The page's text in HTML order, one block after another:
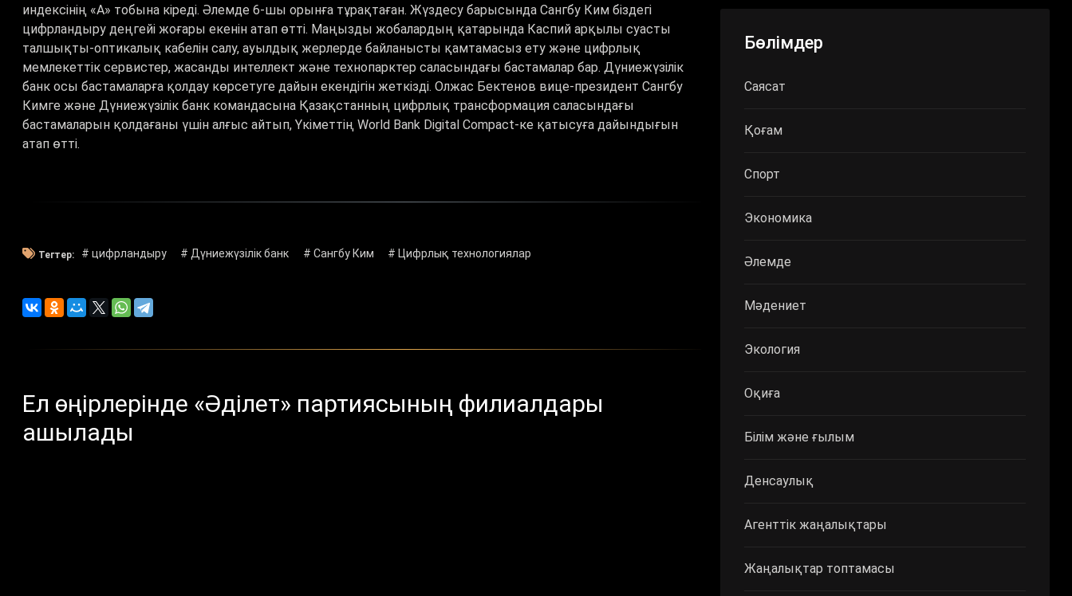
индексінің «А» тобына кіреді. Әлемде 6-шы орынға тұрақтаған. Жүздесу барысында Сангбу Ким біздегі
цифрландыру деңгейі жоғары екенін атап өтті. Маңызды жобалардың қатарында Каспий арқылы суасты
талшықты-оптикалық кабелін салу, ауылдық жерлерде байланысты қамтамасыз ету және цифрлық
мемлекеттік сервистер, жасанды интеллект және технопарктер саласындағы бастамалар бар. Дүниежүзілік
банк осы бастамаларға қолдау көрсетуге дайын екендігін жеткізді. Олжас Бектенов вице-президент Сангбу
Кимге және Дүниежүзілік банк командасына Қазақстанның цифрлық трансформация саласындағы
бастамаларын қолдағаны үшін алғыс айтып, Үкіметтің World Bank Digital Compact-ке қатысуға дайындығын
атап өтті.
Тегтер: # цифрландыру # Дүниежүзілік банк # Сангбу Ким # Цифрлық технологиялар
Ел өңірлерінде «Әділет» партиясының филиалдары
ашылады
Бөлімдер
Саясат
Қоғам
Спорт
Экономика
Әлемде
Мәдениет
Экология
Оқиға
Білім және ғылым
Денсаулық
Агенттік жаңалықтары
Жаңалықтар топтамасы